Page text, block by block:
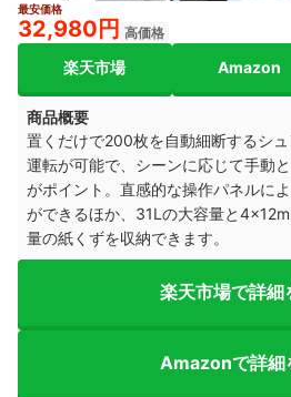
最安価格
32,980円 高価格
楽天市場 Amazon
商品概要
置くだけで200枚を自動細断するシ
運転が可能で、シーンに応じて手動
がポイント。直感的な操作パネルに
ができるほか、31Lの大容量と
量の紙くずを収納できます。
楽天市場で詳細
Amazonで詳細